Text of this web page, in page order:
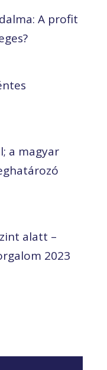
A profit
a magyar
alatt –
2023